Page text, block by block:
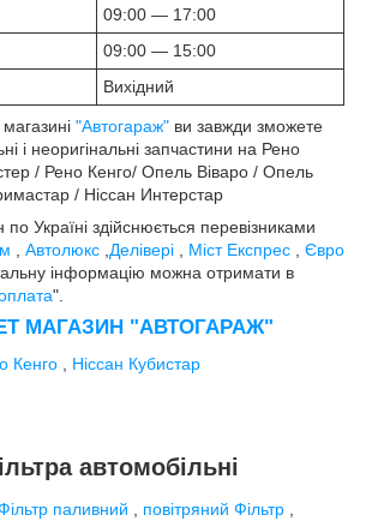
09:00 — 17:00
09:00 — 15:00
Вихідний
"Автогараж" ви завжди зможете
і неоригінальні запчастини на Рено
/ Рено Кенго/ Опель Віваро / Опель
/ Ніссан Интерстар
по Україні здійснюється перевізниками
Автолюкс Делівері Міст Експрес
Євро
інформацію можна отримати в
".
МАГАЗИН "АВТОГАРАЖ"
Кенго Ніссан Кубистар
автомобільні
паливний , повітряний Фільтр ,